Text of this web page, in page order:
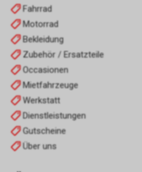
Fahrrad
Motorrad
Bekleidung
Zubehör / Ersatzteile
Occasionen
Mietfahrzeuge
Werkstatt
Dienstleistungen
Gutscheine
Über uns